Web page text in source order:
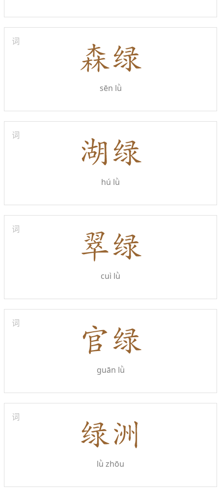
词
sēn lǜ
词
hú lǜ
词
cuì lǜ
词
guān lǜ
词
lǜ zhōu